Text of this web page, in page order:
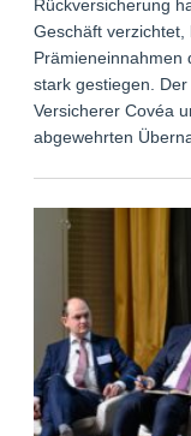
Rückversicherung
Geschäft verzichtet,
Prämieneinnahmen
stark gestiegen.
Versicherer Covéa
abgewehrten